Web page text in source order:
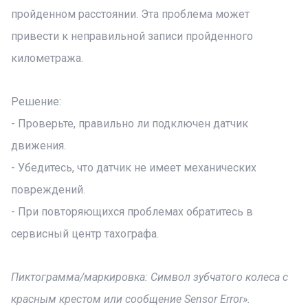
пройденном расстоянии. Эта проблема может
привести к неправильной записи пройденного
километража.
Решение:
- Проверьте, правильно ли подключен датчик
движения.
- Убедитесь, что датчик не имеет механических
повреждений.
- При повторяющихся проблемах обратитесь в
сервисный центр тахографа.
Пиктограмма/маркировка: Символ зубчатого колеса с
красным крестом или сообщение Sensor Error».